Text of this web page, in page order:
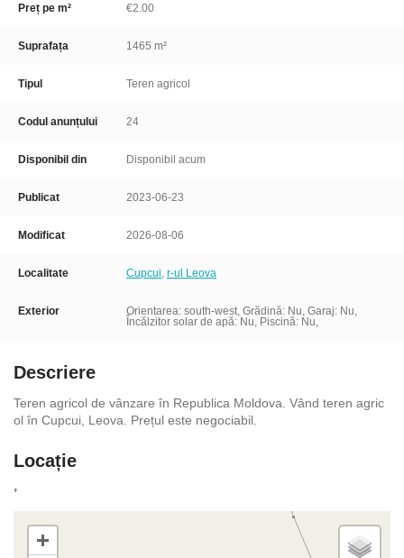
Preț pe m² €2.00
Suprafața 1465 m²
Tipul Teren agricol
Codul anunțului 24
Disponibil din Disponibil acum
Publicat 2023-06-23
Modificat 2026-08-06
Localitate Cupcui, r-ul Leova
Exterior
Orientarea: south-west, Grădină: Nu, Garaj: Nu,
Încălzitor solar de apă: Nu, Piscină: Nu,
Descriere
Teren agricol de vânzare în Republica Moldova. Vând teren agric
ol în Cupcui, Leova. Prețul este negociabil.
Locație
,
+